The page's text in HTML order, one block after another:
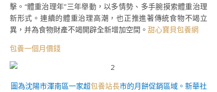
擊。“體重治理年”三年舉動，以多情勢、多手腕摸索體重治理
新形式。連續的體重治理高潮，也正推進著傳統食物不竭立
異，并為食物財產不竭開辟全新增加空間。 甜心寶貝包養網
包養一個月價錢
圖為沈陽市渾南區一家超包養站長市的月餅促銷區域。新華社